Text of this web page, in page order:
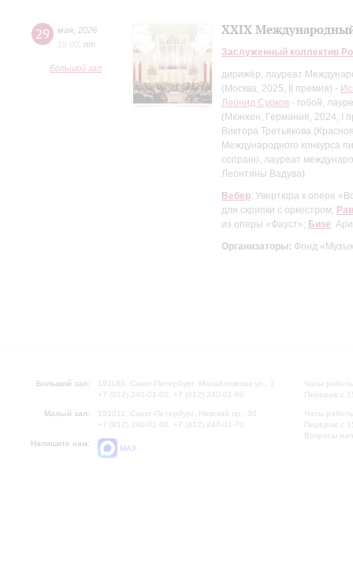
29 мая 2026
19:00 пт
Большой зал
XXIX
Заслуженный коллектив
дирижёр, лауреат
(Москва, 2025, II премия) -
Леонид Сурков - гобой,
(Мюнхен, Германия, 2024, I
Виктора Третьякова
Международного конкурса
сопрано, лауреат
Леонтины Вадува)
Вебер: Увертюра к опере
для скрипки с оркестром;
из оперы «Фауст»; Бизе:
Организаторы: Фонд
Большой зал:
191186, Санкт-Петербург, Михайловская ул., 2
+7 (812) 240-01-00, +7 (812) 240-01-80
Малый зал:
191011, Санкт-Петербург, Невский пр., 30
+7 (812) 240-01-00, +7 (812) 240-01-70
Напишите нам:
MAX
Часы
Перерыв с
Часы
Перерыв с
Вопросы